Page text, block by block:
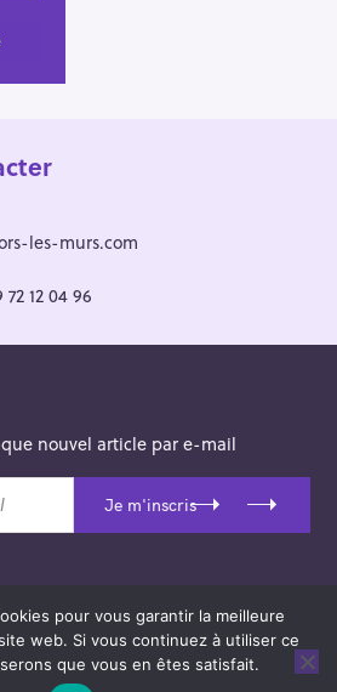
les-murs.com
12 04 96
nouvel article par e-mail
Je m'inscris
Merry Hors-les-Murs.
Felt byPixelgrade.
pour vous garantir la meilleure
web. Si vous continuez à utiliser ce
que vous en êtes satisfait.